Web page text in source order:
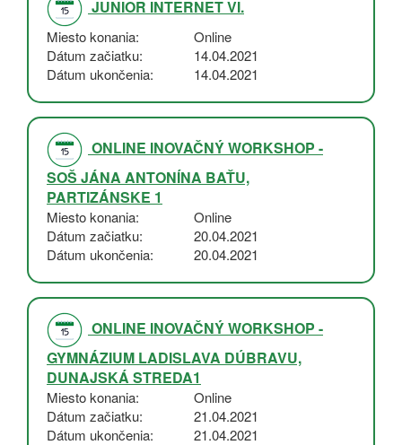
JUNIOR INTERNET VI.
Miesto konania
Online
Dátum začiatku
14.04.2021
Dátum ukončenia
14.04.2021
ONLINE INOVAČNÝ WORKSHOP -
SOŠ JÁNA ANTONÍNA BAŤU,
PARTIZÁNSKE 1
Miesto konania
Online
Dátum začiatku
20.04.2021
Dátum ukončenia
20.04.2021
ONLINE INOVAČNÝ WORKSHOP -
GYMNÁZIUM LADISLAVA DÚBRAVU,
DUNAJSKÁ STREDA1
Miesto konania
Online
Dátum začiatku
21.04.2021
Dátum ukončenia
21.04.2021